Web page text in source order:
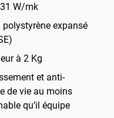
W/mk
expansé
à 2 Kg
et anti-
de vie au moins
qu’il équipe